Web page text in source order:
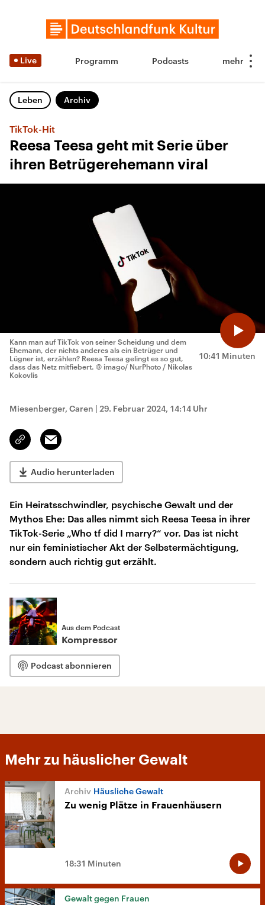
Live Programm Podcasts
Leben Archiv
TikTok-Hit
Reesa Teesa geht mit Serie über
ihren Betrügerehemann viral
10:41 Minuten
Kann man auf TikTok von seiner Scheidung und dem
Ehemann, der nichts anderes als ein Betrüger und
Lügner ist, erzählen? Reesa Teesa gelingt es so gut,
dass das Netz mitfiebert. © imago/ NurPhoto / Nikolas
Kokovlis
Miesenberger, Caren | 29. Februar 2024, 14:14 Uhr
Link
kopieren/teilen
Email
Audio herunterladen
Ein Heiratsschwindler, psychische Gewalt und der
Mythos Ehe: Das alles nimmt sich Reesa Teesa in ihrer
TikTok-Serie „Who tf did I marry?“ vor. Das ist nicht
nur ein feministischer Akt der Selbstermächtigung,
sondern auch richtig gut erzählt.
Aus dem Podcast
Kompressor
Podcast abonnieren
Mehr zu häuslicher Gewalt
Häusliche Gewalt
Zu wenig Plätze in Frauenhäusern
18:31 Minuten
Gewalt gegen Frauen